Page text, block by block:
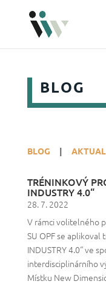
BLOG
BLOG |
TRÉNINKOVÝ
INDUSTRY 4.0“
28. 7. 2022
V rámci volitelného
SU OPF se
INDUSTRY 4.0“ ve
interdisciplinárního
Místku New